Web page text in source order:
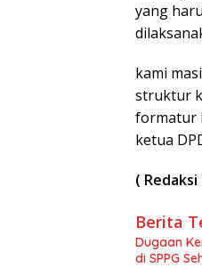
yang
kami
struktur
formatur
ketua
( Redaksi
Berita
Dugaan
di SPPG